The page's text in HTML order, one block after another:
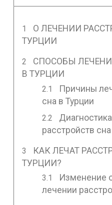
О ЛЕЧЕНИИ
ТУРЦИИ
СПОСОБЫ
В ТУРЦИИ
Причины
сна в Турции
расстройств
КАК ЛЕЧАТ
ТУРЦИИ?
Изменение
лечении